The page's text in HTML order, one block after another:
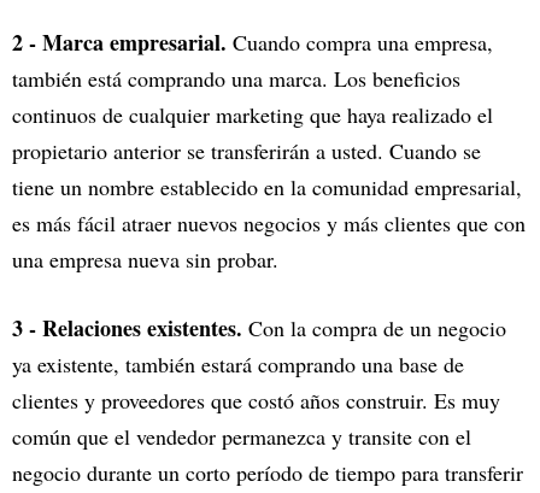
2 - Marca empresarial. Cuando compra una empresa,
también está comprando una marca. Los beneficios
continuos de cualquier marketing que haya realizado el
propietario anterior se transferirán a usted. Cuando se
tiene un nombre establecido en la comunidad empresarial,
es más fácil atraer nuevos negocios y más clientes que con
una empresa nueva sin probar.
3 - Relaciones existentes. Con la compra de un negocio
ya existente, también estará comprando una base de
clientes y proveedores que costó años construir. Es muy
común que el vendedor permanezca y transite con el
negocio durante un corto período de tiempo para transferir